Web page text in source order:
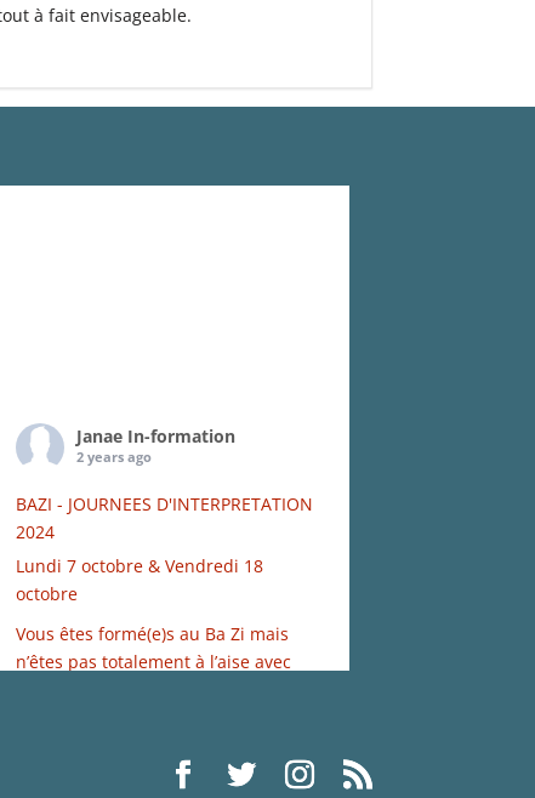
à fait envisageable.
Janae In-formation
2 years ago
BAZI - JOURNEES D'INTERPRETATION
2024
Lundi 7 octobre & Vendredi 18
octobre
Vous êtes formé(e)s au Ba Zi mais
n’êtes pas totalement à l’aise avec
Partager